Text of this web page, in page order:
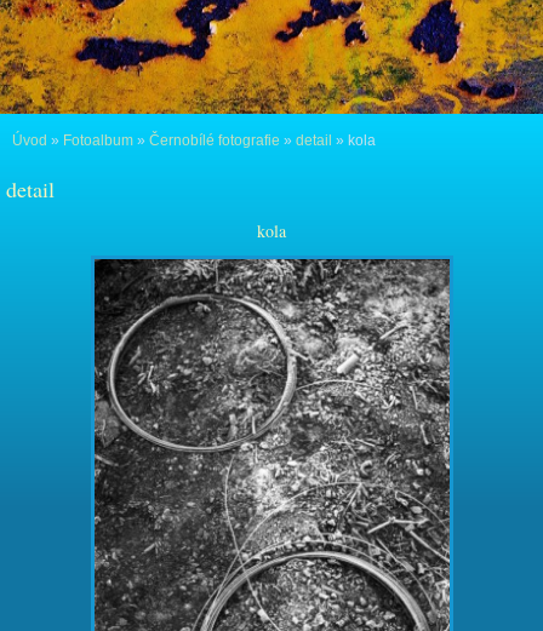
Úvod » Fotoalbum » Černobílé fotografie » detail » kola
detail
kola